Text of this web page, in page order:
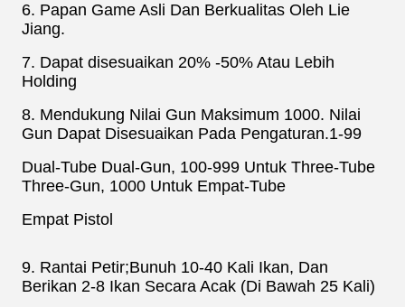
6. Papan Game Asli Dan Berkualitas Oleh Lie
Jiang.
7. Dapat disesuaikan 20% -50% Atau Lebih
Holding
8. Mendukung Nilai Gun Maksimum 1000. Nilai
Gun Dapat Disesuaikan Pada Pengaturan.1-99
Dual-Tube Dual-Gun, 100-999 Untuk Three-Tube
Three-Gun, 1000 Untuk Empat-Tube
Empat Pistol
9. Rantai Petir;Bunuh 10-40 Kali Ikan, Dan
Berikan 2-8 Ikan Secara Acak (Di Bawah 25 Kali)